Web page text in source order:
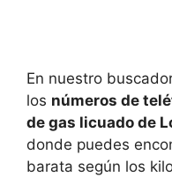
En nuestro
los números de
de gas licuado de
donde puedes
barata según los